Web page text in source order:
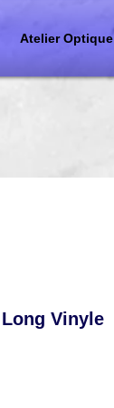
Atelier Optique
Vinyle